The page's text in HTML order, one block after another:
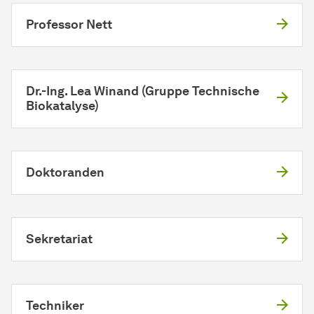
Professor Nett
Dr.-Ing. Lea Winand (Gruppe Technische
Biokatalyse)
Doktoranden
Sekretariat
Techniker